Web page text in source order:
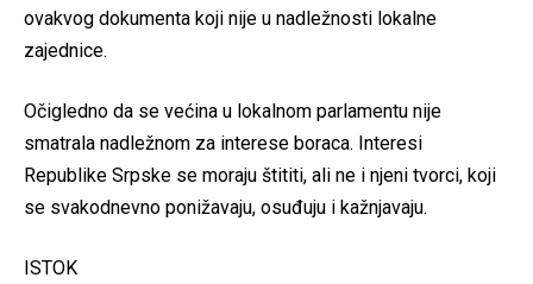
ovakvog dokumenta koji nije u nadležnosti lokalne
zajednice.
Očigledno da se većina u lokalnom parlamentu nije
smatrala nadležnom za interese boraca. Interesi
Republike Srpske se moraju štititi, ali ne i njeni tvorci, koji
se svakodnevno ponižavaju, osuđuju i kažnjavaju.
ISTOK